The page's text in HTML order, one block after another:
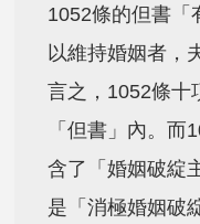
1052條的但書「
以維持婚姻者，
言之，1052條十
「但書」內。
含了「婚姻破綻
是「消極婚姻破